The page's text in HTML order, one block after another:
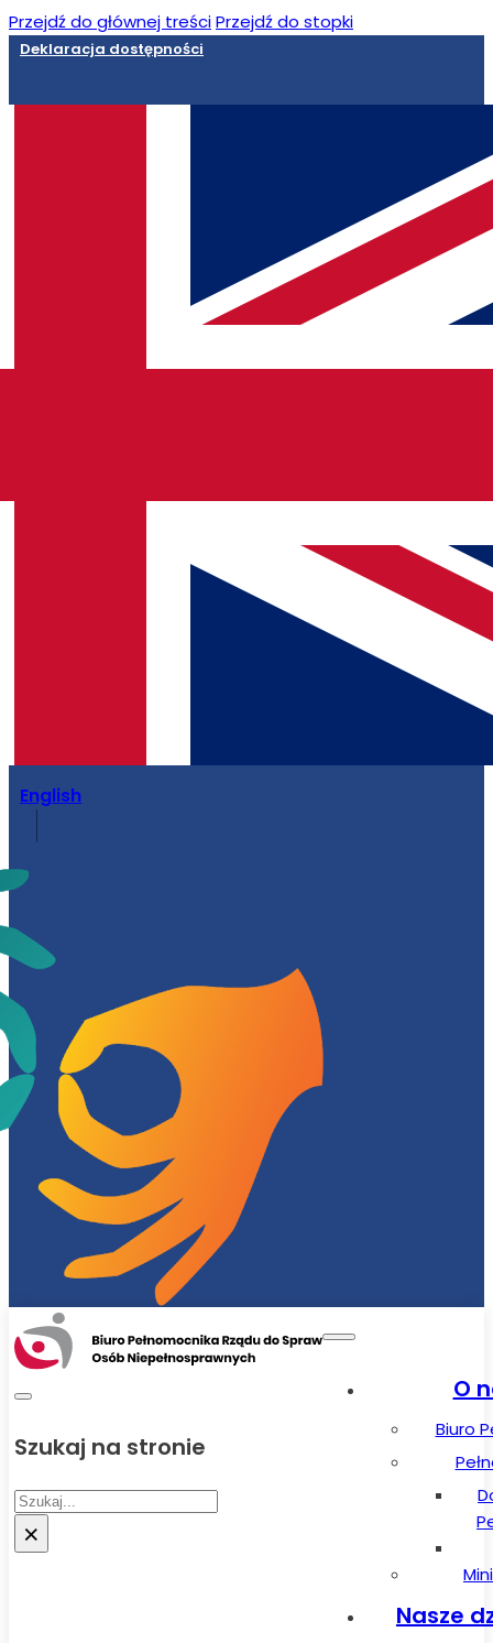
Przejdź do głównej treściPrzejdź do stopki
Deklaracja dostępności
English
Szukaj na stronie
Szukaj
×
O
Biuro
Nasze